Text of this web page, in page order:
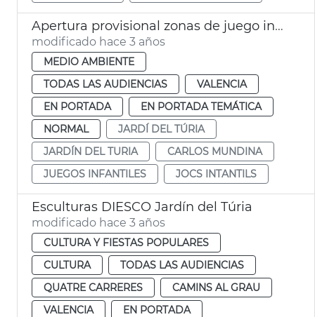
Apertura provisional zonas de juego infantil
modificado hace 3 años
MEDIO AMBIENTE
TODAS LAS AUDIENCIAS
VALENCIA
EN PORTADA
EN PORTADA TEMÁTICA
NORMAL
JARDÍ DEL TÚRIA
JARDÍN DEL TURIA
CARLOS MUNDINA
JUEGOS INFANTILES
JOCS INTANTILS
Esculturas DIESCO Jardín del Túria
modificado hace 3 años
CULTURA Y FIESTAS POPULARES
CULTURA
TODAS LAS AUDIENCIAS
QUATRE CARRERES
CAMINS AL GRAU
VALENCIA
EN PORTADA